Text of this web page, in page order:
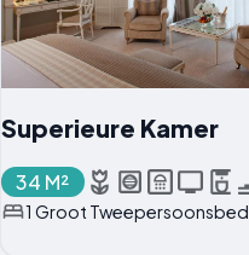
Superieure Kamer
34 M²
1 Groot Tweepersoonsbed